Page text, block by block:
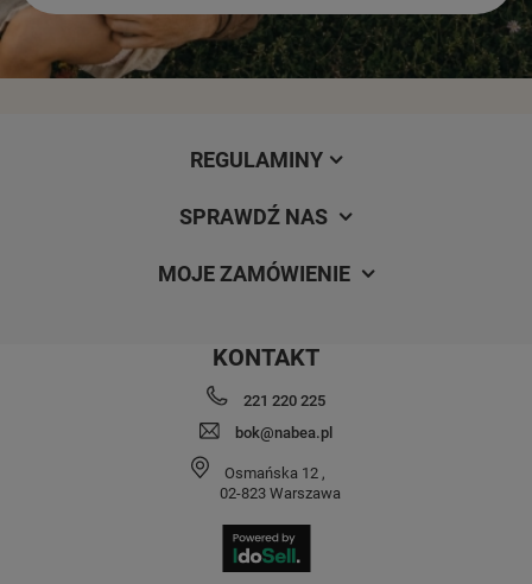
REGULAMINY
SPRAWDŹ NAS
MOJE ZAMÓWIENIE
KONTAKT
221 220 225
bok@nabea.pl
Osmańska 12 ,
02-823 Warszawa